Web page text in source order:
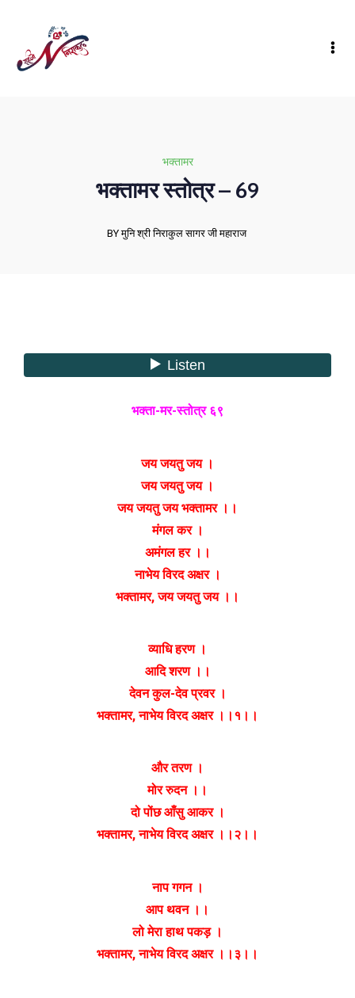
भक्तामर
भक्तामर स्तोत्र – 69
BY मुनि श्री निराकुल सागर जी महाराज
भक्ता-मर-स्तोत्र ६९
जय जयतु जय ।
जय जयतु जय ।
जय जयतु जय भक्तामर ।।
मंगल कर ।
अमंगल हर ।।
नाभेय विरद अक्षर ।
भक्तामर, जय जयतु जय ।।
व्याधि हरण ।
आदि शरण ।।
देवन कुल-देव प्रवर ।
भक्तामर, नाभेय विरद अक्षर ।।१।।
और तरण ।
मोर रुदन ।।
दो पोंछ आँसु आकर ।
भक्तामर, नाभेय विरद अक्षर ।।२।।
नाप गगन ।
आप थवन ।।
लो मेरा हाथ पकड़ ।
भक्तामर, नाभेय विरद अक्षर ।।३।।